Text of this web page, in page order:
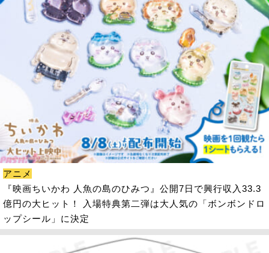
アニメ
『映画ちいかわ 人魚の島のひみつ』公開7日で興行収入33.3
億円の大ヒット！ 入場特典第二弾は大人気の「ボンボンドロ
ップシール」に決定